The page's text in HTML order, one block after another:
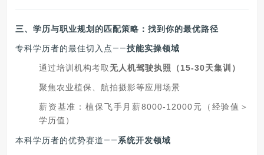
三、学历与职业规划的匹配策略：找到你的最优路径
专科学历者的最佳切入点——技能实操领域
通过培训机构考取无人机驾驶执照（15-30天集训）
聚焦农业植保、航拍摄影等应用场景
薪资基准：植保飞手月薪8000-12000元（经验值＞
学历值）
本科学历者的优势赛道——系统开发领域